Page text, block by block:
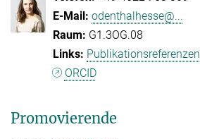
odenthalhesse@...
G1.3OG.08
Publikationsreferenzen
ORCID
Promovierende